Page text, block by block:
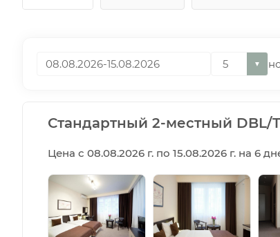
▼
Стандартный 2-местный DBL/
Цена с 08.08.2026 г. по 15.08.2026 г. на 6